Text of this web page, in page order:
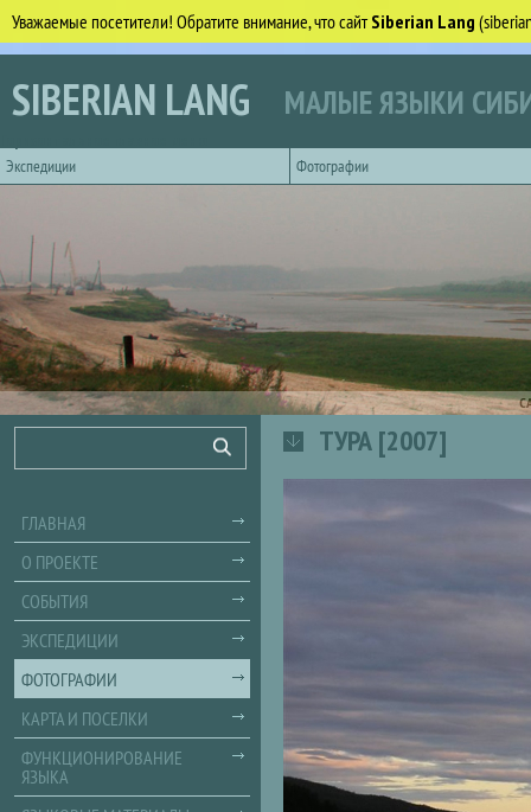
Уважаемые посетители! Обратите внимание, что сайтSiberian Lang
Перейти к основному содержанию
SIBERIAN LANG МАЛЫЕ ЯЗЫКИ
Экспедиции
Фотографии
ТУРА [2007]
Поиск
ГЛАВНАЯ
О ПРОЕКТЕ
СОБЫТИЯ
ЭКСПЕДИЦИИ
ФОТОГРАФИИ
КАРТА И ПОСЕЛКИ
ФУНКЦИОНИРОВАНИЕ
ЯЗЫКА